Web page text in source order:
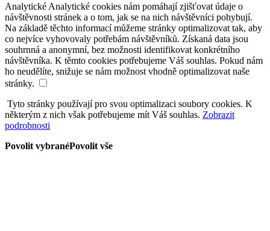
Analytické Analytické cookies nám pomáhají zjišťovat údaje o
návštěvnosti stránek a o tom, jak se na nich návštěvníci pohybují.
Na základě těchto informací můžeme stránky optimalizovat tak, aby
co nejvíce vyhovovaly potřebám návštěvníků. Získaná data jsou
souhrnná a anonymní, bez možnosti identifikovat konkrétního
návštěvníka. K těmto cookies potřebujeme Váš souhlas. Pokud nám
ho neudělíte, snižuje se nám možnost vhodně optimalizovat naše
stránky.
Tyto stránky používají pro svou optimalizaci soubory cookies. K
některým z nich však potřebujeme mít Váš souhlas. Zobrazit
podrobnosti
Povolit vybranéPovolit vše